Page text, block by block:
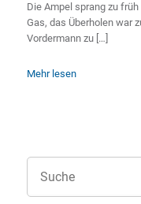
Die Ampel sprang zu
Gas, das Überholen war
Vordermann zu […]
Mehr lesen